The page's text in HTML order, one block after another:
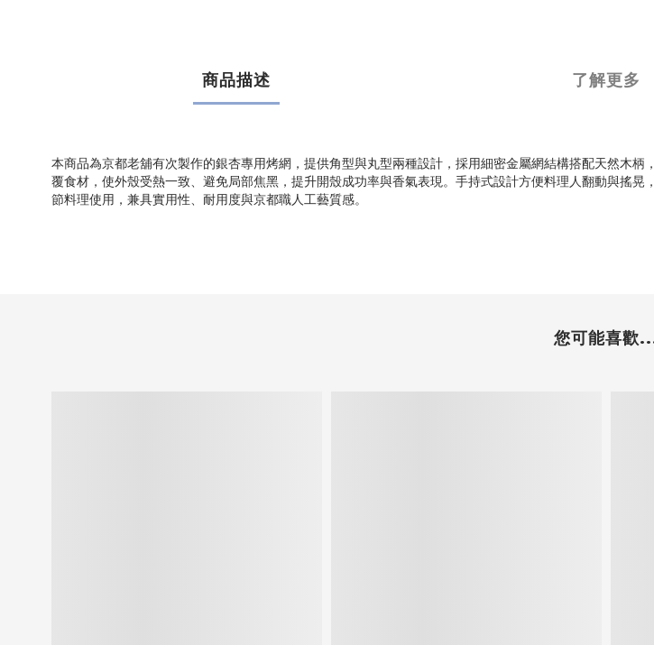
商品描述 了解更多
本商品為京都老舖有次製作的銀杏專用烤網，提供角型與丸型兩種設計，採用細密金屬網結構搭配天然木
覆食材，使外殼受熱一致、避免局部焦黑，提升開殼成功率與香氣表現。手持式設計方便料理人翻動與搖
節料理使用，兼具實用性、耐用度與京都職人工藝質感。
您可能喜歡